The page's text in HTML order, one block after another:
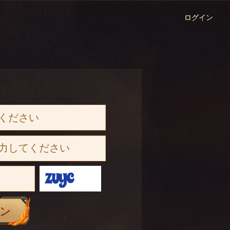
ログイン